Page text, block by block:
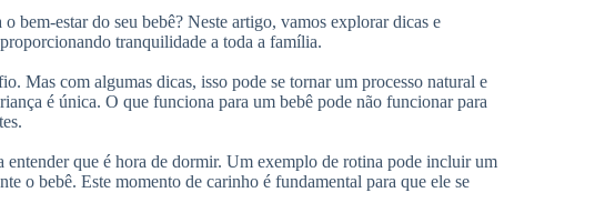
o bem-estar do seu bebê? Neste artigo, vamos explorar dicas e
tranquilidade a toda a família.
Mas com algumas dicas, isso pode se tornar um processo natural e
é única. O que funciona para um bebê pode não funcionar para
entender que é hora de dormir. Um exemplo de rotina pode incluir um
o bebê. Este momento de carinho é fundamental para que ele se